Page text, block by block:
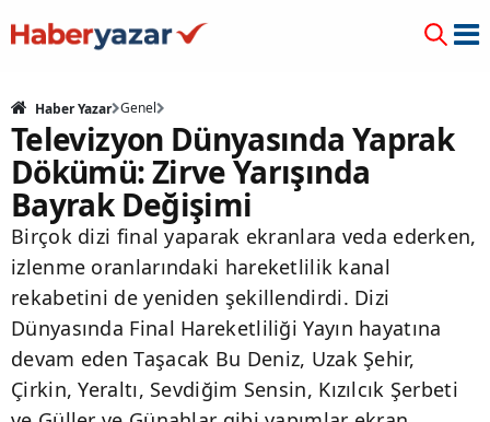
Haber Yazar Genel
Televizyon Dünyasında Yaprak
Dökümü: Zirve Yarışında
Bayrak Değişimi
Birçok dizi final yaparak ekranlara veda ederken,
izlenme oranlarındaki hareketlilik kanal
rekabetini de yeniden şekillendirdi. Dizi
Dünyasında Final Hareketliliği Yayın hayatına
devam eden Taşacak Bu Deniz, Uzak Şehir,
Çirkin, Yeraltı, Sevdiğim Sensin, Kızılcık Şerbeti